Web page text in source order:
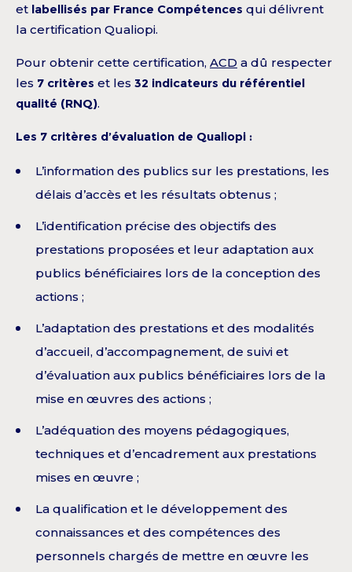
et labellisés par France Compétences qui délivrent
la certification Qualiopi.
Pour obtenir cette certification, ACD a dû respecter
les 7 critères et les 32 indicateurs du référentiel
qualité (RNQ).
Les 7 critères d’évaluation de Qualiopi :
L’information des publics sur les prestations, les
délais d’accès et les résultats obtenus ;
L’identification précise des objectifs des
prestations proposées et leur adaptation aux
publics bénéficiaires lors de la conception des
actions ;
L’adaptation des prestations et des modalités
d’accueil, d’accompagnement, de suivi et
d’évaluation aux publics bénéficiaires lors de la
mise en œuvres des actions ;
L’adéquation des moyens pédagogiques,
techniques et d’encadrement aux prestations
mises en œuvre ;
La qualification et le développement des
connaissances et des compétences des
personnels chargés de mettre en œuvre les